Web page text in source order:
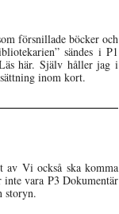
försnillade böcker och
sändes i P1
här. Själv håller jag i
inom kort.
av Vi också ska komma
vara P3 Dokumentär
storyn.